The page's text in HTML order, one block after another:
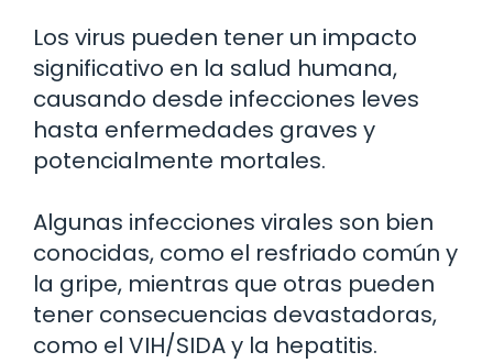
Los virus pueden tener un impacto
significativo en la salud humana,
causando desde infecciones leves
hasta enfermedades graves y
potencialmente mortales.
Algunas infecciones virales son bien
conocidas, como el resfriado común y
la gripe, mientras que otras pueden
tener consecuencias devastadoras,
como el VIH/SIDA y la hepatitis.